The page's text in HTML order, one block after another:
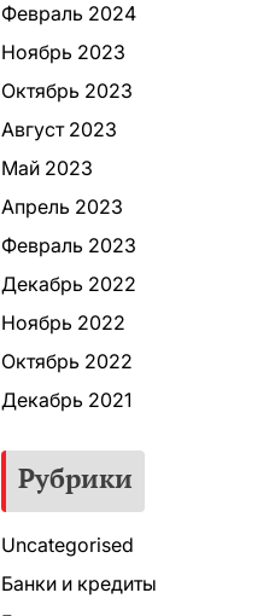
Февраль 2024
Ноябрь 2023
Октябрь 2023
Август 2023
Май 2023
Апрель 2023
Февраль 2023
Декабрь 2022
Ноябрь 2022
Октябрь 2022
Декабрь 2021
Рубрики
Uncategorised
Банки и кредиты